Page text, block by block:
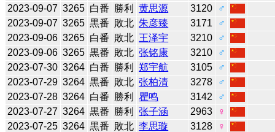
2023-09-07 3265 白番 勝利 黄思源 3120
♂
2023-09-07 3265 黒番 敗北 朱彦臻 3171
♂
2023-09-06 3265 白番 敗北 王泽宇 3210
♂
2023-09-06 3265 黒番 敗北 张铭康 3210
♂
2023-07-30 3264 白番 勝利 郑宇航 3105
♂
2023-07-29 3264 黒番 敗北 张柏清 3278
♂
2023-07-28 3264 白番 勝利 瞿鸣 3142
♂
2023-07-27 3264 黒番 勝利 张子涵 2963
♀
2023-07-25 3264 黒番 敗北 李思璇 3128
♀